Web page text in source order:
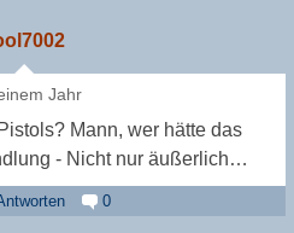
Jahr
Mann, wer hätte das
- Nicht nur äußerlich…
0